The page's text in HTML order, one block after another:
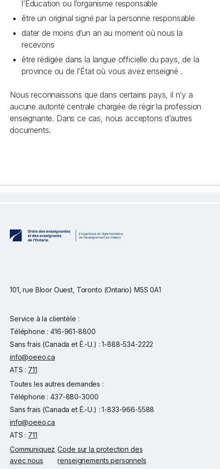
l’Éducation ou l’organisme responsable
être un original signé par la personne responsable
dater de moins d’un an au moment où nous la
recevons
être rédigée dans la langue officielle du pays, de la
province ou de l’État où vous avez enseigné .
Nous reconnaissons que dans certains pays, il n’y a
aucune autorité centrale chargée de régir la profession
enseignante. Dans ce cas, nous acceptons d’autres
documents.
101, rue Bloor Ouest, Toronto (Ontario) M5S 0A1
Service à la clientèle :
Téléphone : 416-961-8800
Sans frais (Canada et É.-U.) : 1-888-534-2222
info@oeeo.ca
ATS : 711
Toutes les autres demandes :
Téléphone : 437-880-3000
Sans frais (Canada et É.-U.) : 1-833-966-5588
info@oeeo.ca
ATS : 711
Communiquez
avec nous
Code sur la protection des
renseignements personnels